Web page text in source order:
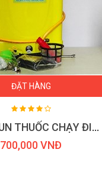
ĐẶT HÀNG
MÁY PHUN THUỐC CHẠY ĐIỆN DK-20E
700,000 VNĐ